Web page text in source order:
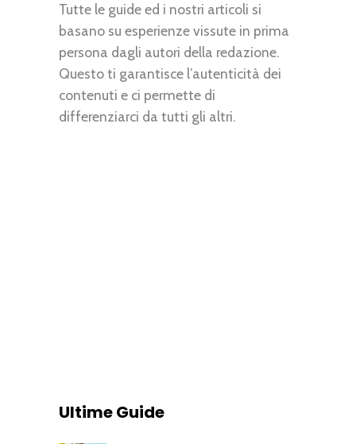
Tutte le guide ed i nostri articoli si
basano su esperienze vissute in prima
persona dagli autori della redazione.
Questo ti garantisce l’autenticità dei
contenuti e ci permette di
differenziarci da tutti gli altri.
Ultime Guide